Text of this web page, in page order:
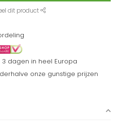
dit product
3 dagen in heel Europa
onze gunstige prijzen